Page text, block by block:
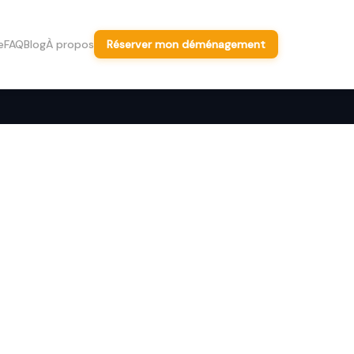
FAQBlogÀ propos Réserver mon déménagement